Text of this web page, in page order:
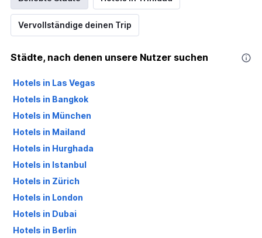
Vervollständige deinen Trip
Städte, nach denen unsere Nutzer suchen
Hotels in Las Vegas
Hotels in Bangkok
Hotels in München
Hotels in Mailand
Hotels in Hurghada
Hotels in Istanbul
Hotels in Zürich
Hotels in London
Hotels in Dubai
Hotels in Berlin